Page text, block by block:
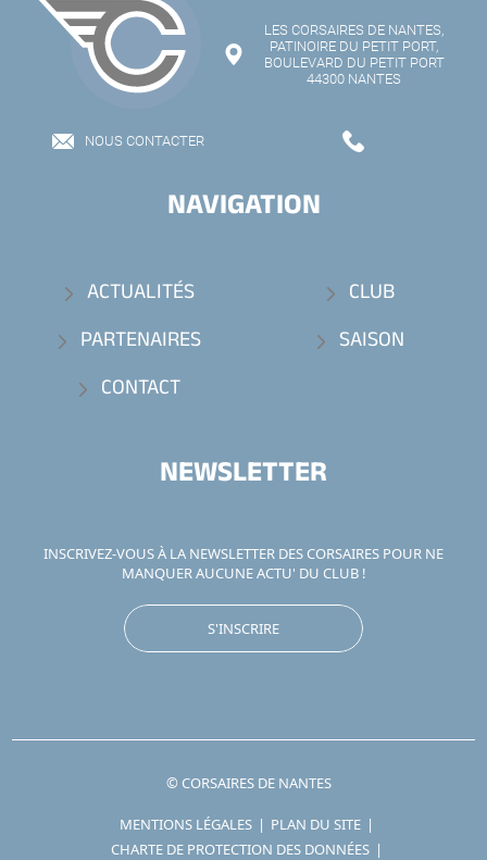
LES CORSAIRES DE NANTES,
PATINOIRE DU PETIT PORT,
BOULEVARD DU PETIT PORT
44300 NANTES
NOUS CONTACTER
NAVIGATION
ACTUALITÉS
CLUB
PARTENAIRES
SAISON
CONTACT
NEWSLETTER
INSCRIVEZ-VOUS À LA NEWSLETTER DES CORSAIRES POUR NE
MANQUER AUCUNE ACTU' DU CLUB !
S'INSCRIRE
© CORSAIRES DE NANTES
MENTIONS LÉGALES | PLAN DU SITE |
CHARTE DE PROTECTION DES DONNÉES |